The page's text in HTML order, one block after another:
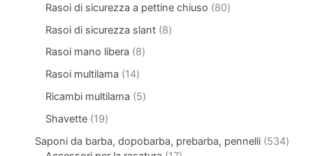
Rasoi di sicurezza a pettine chiuso
80
Rasoi di sicurezza slant 8
Rasoi mano libera
8
Rasoi multilama
14
Ricambi multilama
5
Shavette 19
Saponi da barba, dopobarba, prebarba, pennelli 534